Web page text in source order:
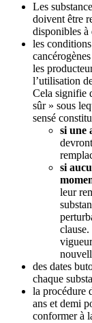
Les
doivent être
disponibles à
les
les
l’utilisation
Cela signifie
sûr » sous
sensé
si une
si
leur
des dates
chaque
la procédure
ans et demi
conformer à